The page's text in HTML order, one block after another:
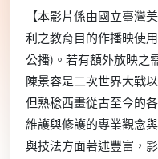
【本影片係由國立臺灣
利之教育目的作播映使
公播)。若有額外放映之
陳景容是二次世界大戰
但熟稔西畫從古至今的
維護與修護的專業觀念
與技法方面著述豐富，影